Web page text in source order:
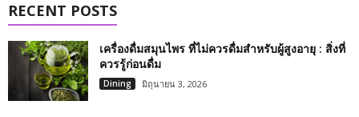
RECENT POSTS
เครื่องดื่มสมุนไพร ที่ไม่ควรดื่มสำหรับผู้สูงอายุ : สิ่งที่
ควรรู้ก่อนดื่ม
Dining มิถุนายน 3, 2026